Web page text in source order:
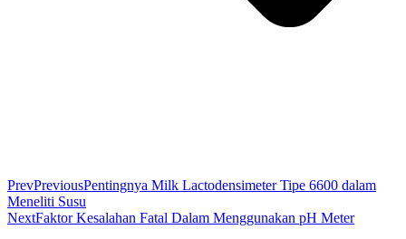
PrevPreviousPentingnya Milk Lactodensimeter Tipe 6600 dalam
Meneliti Susu
NextFaktor Kesalahan Fatal Dalam Menggunakan pH Meter